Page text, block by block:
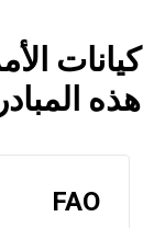
كيانات
هذه
FAO